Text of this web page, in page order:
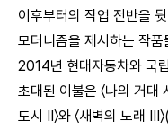
이후부터의 작업 전반을
모더니즘을 제시하는 작
2014년 현대자동차와 국
초대된 이불은 〈나의 거대
도시 II〉와 〈새벽의 노래